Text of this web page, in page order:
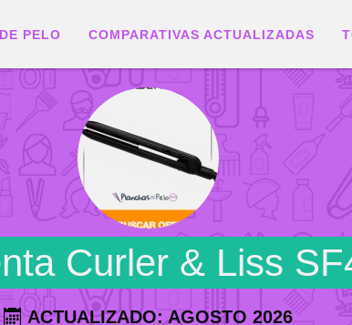
Curler & Liss
ACTUALIZADO: AGOSTO 2026
PELO COMPARATIVAS ACTUALIZADAS